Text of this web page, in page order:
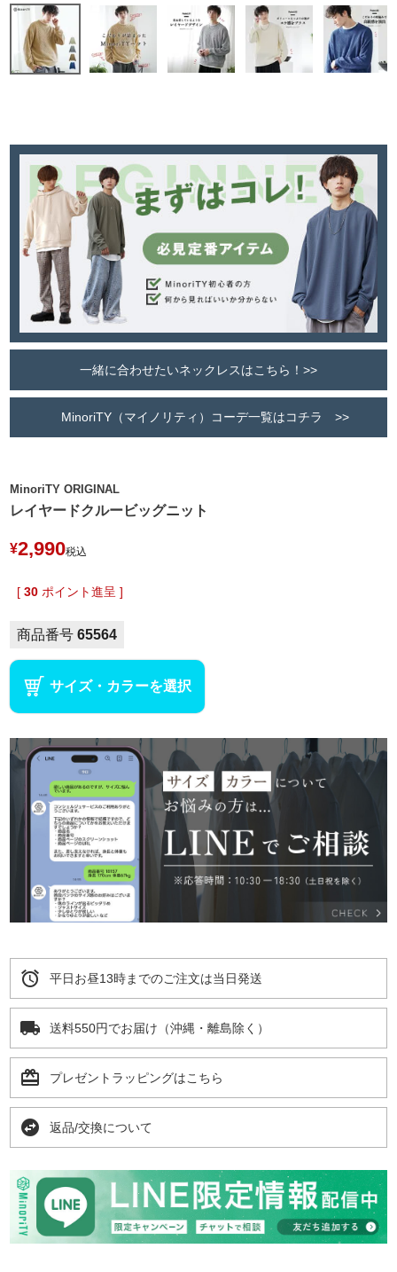
一緒に合わせたいネックレスはこちら！>>
MinoriTY（マイノリティ）コーデ一覧はコチラ >>
MinoriTY ORIGINAL
レイヤードクルービッグニット
¥2,990税込
[ 30 ポイント進呈 ]
商品番号 65564
サイズ・カラーを選択
alarm 平日お昼13時までのご注文は当日発送
local_shipping 送料550円でお届け（沖縄・離島除く）
card_giftcard プレゼントラッピングはこちら
swap_horizontal_circle 返品/交換について